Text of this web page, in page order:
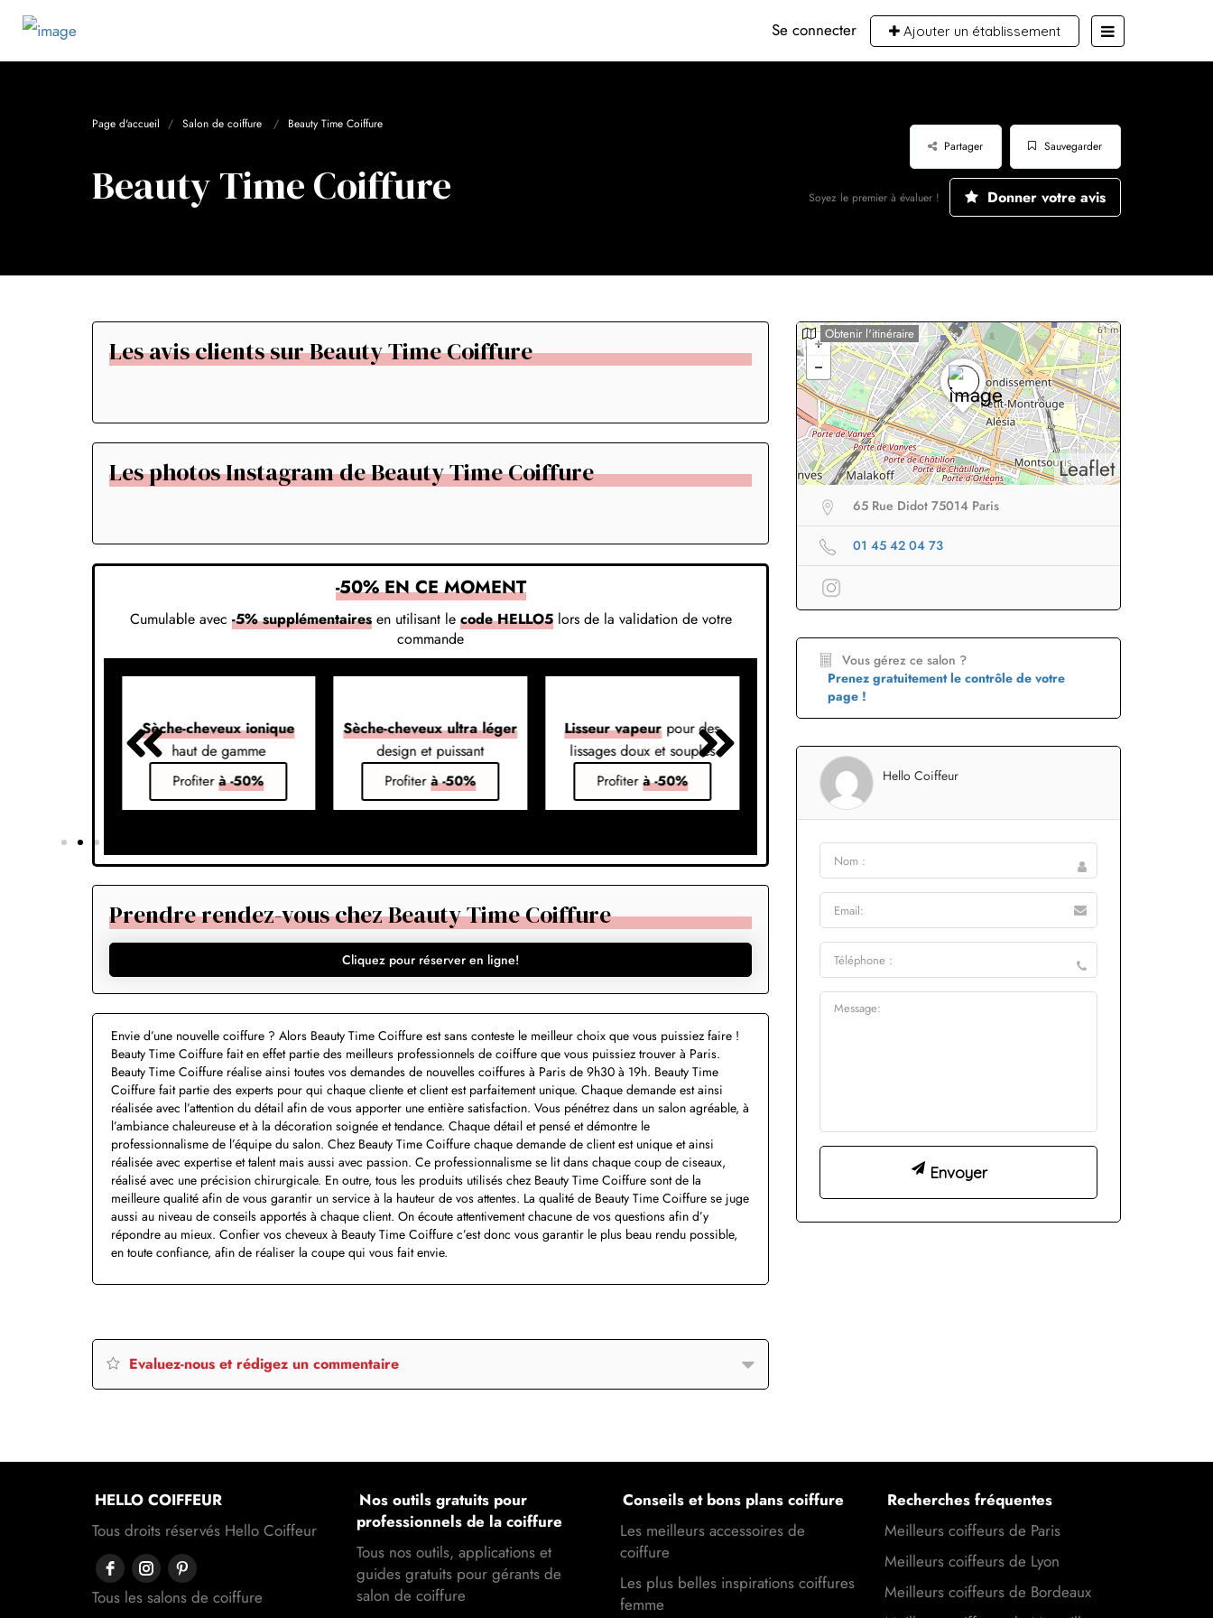
Se connecter Ajouter un établissement
Page d'accueil Salon de coiffure Beauty Time Coiffure
Beauty Time Coiffure
Sauvegarder
Partager
Soyez le premier à évaluer ! Donner votre avis
Les avis clients sur Beauty Time Coiffure
Les photos Instagram de Beauty Time Coiffure
-50% EN CE MOMENT
Cumulable avec -5% supplémentairesen utilisant le code HELLO5lors de la validation de votre
commande
Sèche-cheveux ionique
haut de gamme
Profiterà -50%
Sèche-cheveux ultra léger
design et puissant
Profiterà -50%
Lisseur vapeurpour des
lissages doux et souples
Profiterà -50%
emporter en voyage
Profiterà -50%
lissage ultra rapide
Prendre rendez-vous chez Beauty Time Coiffure
Cliquez pour réserver en ligne!
Envie d’une nouvelle coiffure ? Alors Beauty Time Coiffure est sans conteste le meilleur choix que vous puissiez faire !
Beauty Time Coiffure fait en effet partie des meilleurs professionnels de coiffure que vous puissiez trouver à Paris.
Beauty Time Coiffure réalise ainsi toutes vos demandes de nouvelles coiffures à Paris de 9h30 à 19h. Beauty Time
Coiffure fait partie des experts pour qui chaque cliente et client est parfaitement unique. Chaque demande est ainsi
réalisée avec l’attention du détail afin de vous apporter une entière satisfaction. Vous pénétrez dans un salon agréable, à
l’ambiance chaleureuse et à la décoration soignée et tendance. Chaque détail et pensé et démontre le
professionnalisme de l’équipe du salon. Chez Beauty Time Coiffure chaque demande de client est unique et ainsi
réalisée avec expertise et talent mais aussi avec passion. Ce professionnalisme se lit dans chaque coup de ciseaux,
réalisé avec une précision chirurgicale. En outre, tous les produits utilisés chez Beauty Time Coiffure sont de la
meilleure qualité afin de vous garantir un service à la hauteur de vos attentes. La qualité de Beauty Time Coiffure se juge
aussi au niveau de conseils apportés à chaque client. On écoute attentivement chacune de vos questions afin d’y
répondre au mieux. Confier vos cheveux à Beauty Time Coiffure c’est donc vous garantir le plus beau rendu possible,
en toute confiance, afin de réaliser la coupe qui vous fait envie.
Evaluez-nous et rédigez un commentaire
Leaflet
Obtenir l'itinéraire
65 Rue Didot 75014 Paris
01 45 42 04 73
Vous gérez ce salon ?
Prenez gratuitement le contrôle de votre
page !
Hello Coiffeur
HELLO COIFFEUR
Tous droits réservés Hello Coiffeur
Tous les salons de coiffure
Nos outils gratuits pour
professionnels de la coiffure
Tous nos outils, applications et
guides gratuits pour gérants de
salon de coiffure
Conseils et bons plans coiffure
Les meilleurs accessoires de
coiffure
Les plus belles inspirations coiffures
femme
Recherches fréquentes
Meilleurs coiffeurs de Paris
Meilleurs coiffeurs de Lyon
Meilleurs coiffeurs de Bordeaux